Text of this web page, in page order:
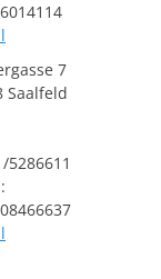
7
Saalfeld
5286611